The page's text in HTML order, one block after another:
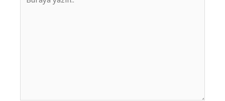
yazın..